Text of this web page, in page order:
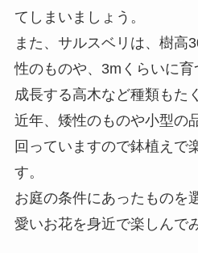
てしまいましょう。
また、サルスベリは、樹高
性のものや、3mくらいに
成長する高木など種類もた
近年、矮性のものや小型の
回っていますので鉢植えで
す。
お庭の条件にあったものを
愛いお花を身近で楽しんで